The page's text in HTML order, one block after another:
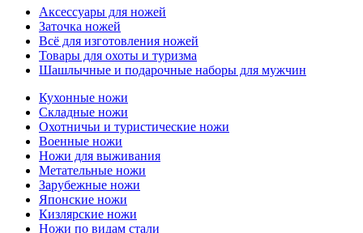
Аксессуары для ножей
Заточка ножей
Всё для изготовления ножей
Товары для охоты и туризма
Шашлычные и подарочные наборы для мужчин
Кухонные ножи
Складные ножи
Охотничьи и туристические ножи
Военные ножи
Ножи для выживания
Метательные ножи
Зарубежные ножи
Японские ножи
Кизлярские ножи
Ножи по видам стали